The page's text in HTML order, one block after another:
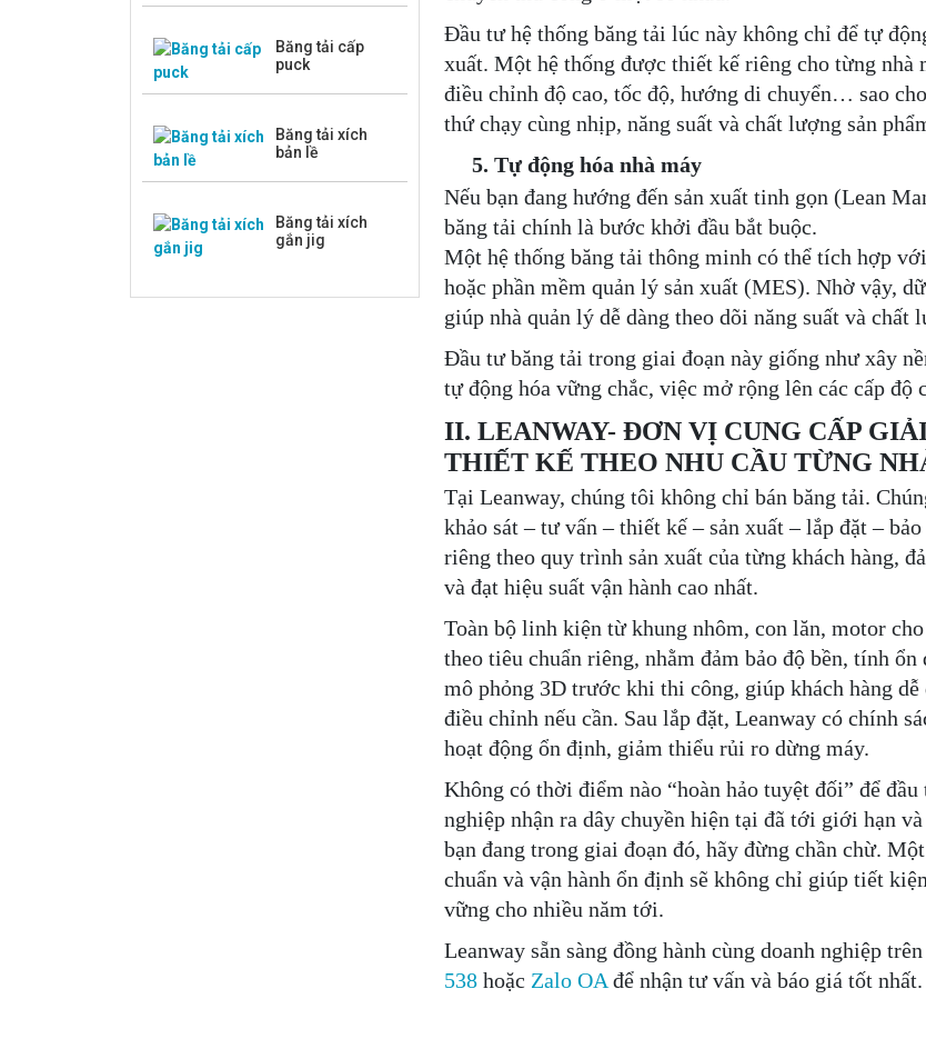
Đầu tư hệ thống băng tải lúc này không chỉ để tự
xuất. Một hệ thống được thiết kế riêng cho từng nhà
điều chỉnh độ cao, tốc độ, hướng di chuyển… sao
thứ chạy cùng nhịp, năng suất và chất lượng sản
5. Tự động hóa nhà máy
Nếu bạn đang hướng đến sản xuất tinh gọn (Lean
băng tải chính là bước khởi đầu bắt buộc.
Một hệ thống băng tải thông minh có thể tích hợp
hoặc phần mềm quản lý sản xuất (MES). Nhờ vậy,
giúp nhà quản lý dễ dàng theo dõi năng suất và chất
Đầu tư băng tải trong giai đoạn này giống như xây
tự động hóa vững chắc, việc mở rộng lên các cấp
II. LEANWAY- ĐƠN VỊ CUNG CẤP
THIẾT KẾ THEO NHU CẦU TỪNG
Tại Leanway, chúng tôi không chỉ bán băng tải.
khảo sát – tư vấn – thiết kế – sản xuất – lắp đặt –
riêng theo quy trình sản xuất của từng khách hàng,
và đạt hiệu suất vận hành cao nhất.
Toàn bộ linh kiện từ khung nhôm, con lăn, motor
theo tiêu chuẩn riêng, nhằm đảm bảo độ bền, tính
mô phỏng 3D trước khi thi công, giúp khách hàng
điều chỉnh nếu cần. Sau lắp đặt, Leanway có chính
hoạt động ổn định, giảm thiểu rủi ro dừng máy.
Không có thời điểm nào “hoàn hảo tuyệt đối” để
nghiệp nhận ra dây chuyền hiện tại đã tới giới hạn
bạn đang trong giai đoạn đó, hãy đừng chần chừ.
chuẩn và vận hành ổn định sẽ không chỉ giúp tiết
vững cho nhiều năm tới.
Leanway sẵn sàng đồng hành cùng doanh nghiệp
538 hoặc Zalo OA để nhận tư vấn và báo giá tốt nhất.
Băng tải cấp
puck
Băng tải xích
bản lề
Băng tải xích
gắn jig